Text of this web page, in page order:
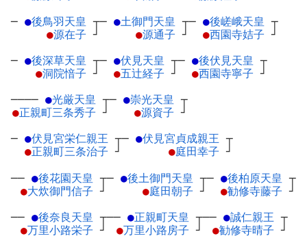
─ ●後鳥羽天皇 ┬
●源在子 ┘
─ ●土御門天皇 ┬
●源通子 ┘
─ ●後嵯峨天皇 ┬
●西園寺姞子 ┘
─ ●後深草天皇 ┬
●洞院愔子 ┘
─ ●伏見天皇 ┬
●五辻経子 ┘
─ ●後伏見天皇 ┬
●西園寺寧子 ┘
──── ●光厳天皇 ┬
●正親町三条秀子 ┘
─ ●崇光天皇 ┬
●源資子 ┘
─ ●伏見宮栄仁親王 ┬
●正親町三条治子 ┘
─ ●伏見宮貞成親王 ┬
●庭田幸子 ┘
── ●後花園天皇 ┬
●大炊御門信子 ┘
─ ●後土御門天皇 ┬
●庭田朝子 ┘
─ ●後柏原天皇 ┬
●勧修寺藤子 ┘
── ●後奈良天皇 ┬
●万里小路栄子 ┘
── ●正親町天皇 ┬
●万里小路房子 ┘
── ●誠仁親王 ┬
●勧修寺晴子 ┘